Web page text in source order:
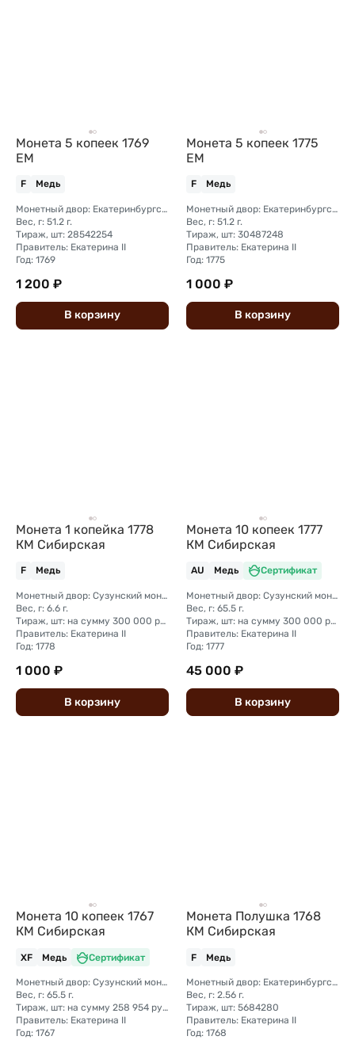
Монета 5 копеек 1769
ЕМ
F Медь
Монетный двор: Екатеринбургский монетный двор
Вес, г: 51.2 г.
Тираж, шт: 28542254
Правитель: Екатерина II
Год: 1769
1 200 ₽
В корзину
Монета 5 копеек 1775
ЕМ
F Медь
Монетный двор: Екатеринбургский монетный двор
Вес, г: 51.2 г.
Тираж, шт: 30487248
Правитель: Екатерина II
Год: 1775
1 000 ₽
В корзину
Монета 1 копейка 1778
КМ Сибирская
F Медь
Монетный двор: Сузунский монетный двор (Сибирь)
Вес, г: 6.6 г.
Тираж, шт: на сумму 300 000 рублей (сумма 10 копеек + 5 копеек +2 копейки + 1 копейка + денга + полушка)
Правитель: Екатерина II
Год: 1778
1 000 ₽
В корзину
Монета 10 копеек 1777
КМ Сибирская
AU Медь Сертификат
Монетный двор: Сузунский монетный двор (Сибирь)
Вес, г: 65.5 г.
Тираж, шт: на сумму 300 000 рублей (сумма 10 копеек + 5 копеек +2 копейки + 1 копейка + денга + полушка)
Правитель: Екатерина II
Год: 1777
45 000 ₽
В корзину
Монета 10 копеек 1767
КМ Сибирская
XF Медь Сертификат
Монетный двор: Сузунский монетный двор (Сибирь)
Вес, г: 65.5 г.
Тираж, шт: на сумму 258 954 рубля 5 копеек (сумма 10 копеек + 5 копеек +2 копейки + 1 копейка + денга + полушка)
Правитель: Екатерина II
Год: 1767
Монета Полушка 1768
КМ Сибирская
F Медь
Монетный двор: Екатеринбургский монетный двор
Вес, г: 2.56 г.
Тираж, шт: 5684280
Правитель: Екатерина II
Год: 1768